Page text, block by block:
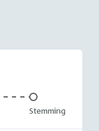
Onvoltooid:
Stemming